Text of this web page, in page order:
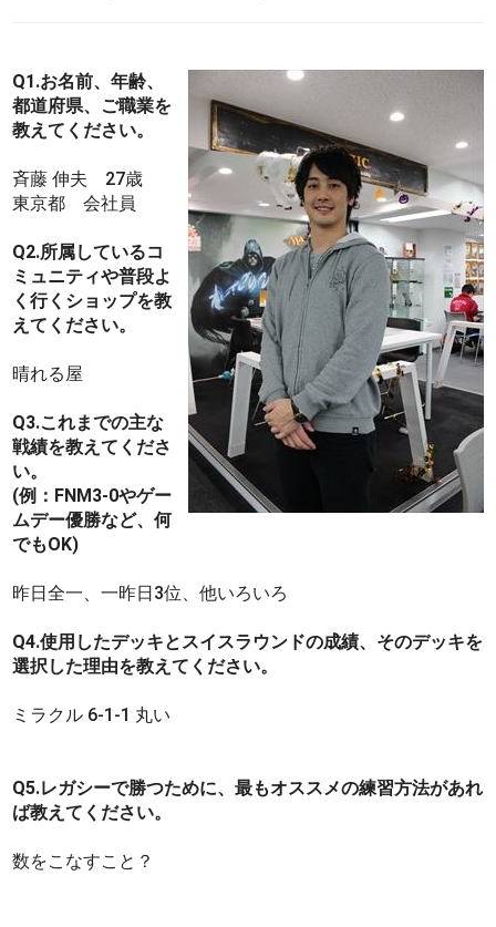
Q1.お名前、年齢、
都道府県、ご職業を
教えてください。
斉藤 伸夫 27歳
東京都 会社員
Q2.所属しているコ
ミュニティや普段よ
く行くショップを教
えてください。
晴れる屋
Q3.これまでの主な
戦績を教えてくださ
い。
(例：FNM3-0やゲー
ムデー優勝など、何
でもOK)
昨日全一、一昨日3位、他いろいろ
Q4.使用したデッキとスイスラウンドの成績、そのデッキを
選択した理由を教えてください。
ミラクル 6-1-1 丸い
Q5.レガシーで勝つために、最もオススメの練習方法があれ
ば教えてください。
数をこなすこと？